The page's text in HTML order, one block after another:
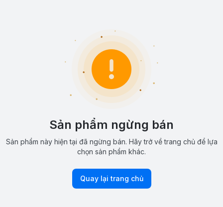
Sản phẩm ngừng bán
Sản phẩm này hiện tại đã ngừng bán. Hãy trở về trang chủ để lựa
chọn sản phẩm khác.
Quay lại trang chủ